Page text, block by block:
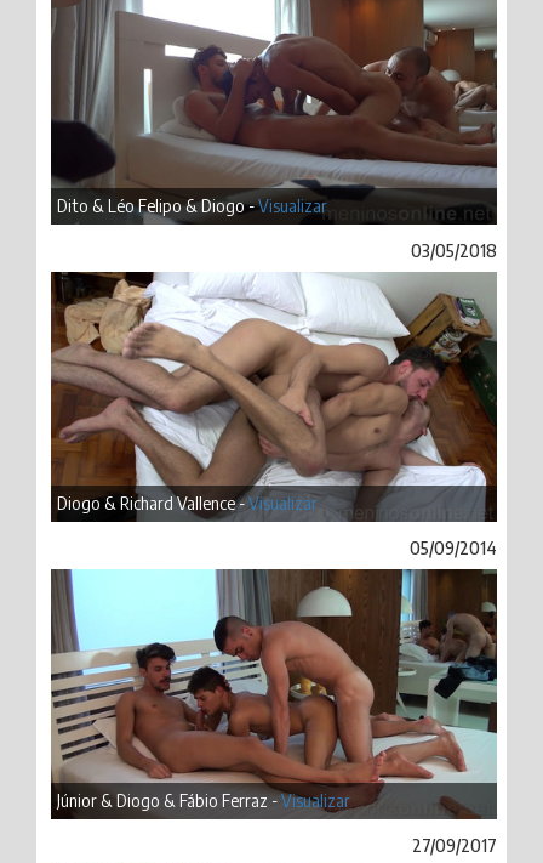
Dito & Léo Felipo & Diogo -Visualizar
03/05/2018
Diogo & Richard Vallence -Visualizar
05/09/2014
Júnior & Diogo & Fábio Ferraz -Visualizar
27/09/2017